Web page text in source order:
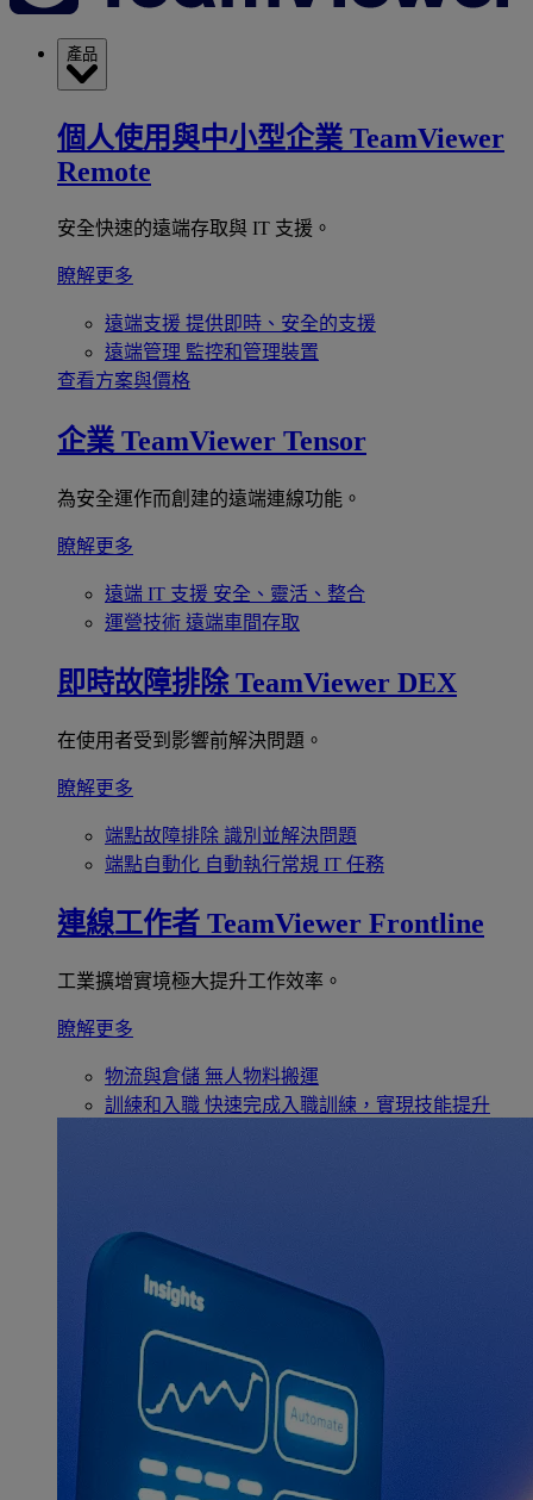
產品
個人使用與中小型企業 TeamViewer
Remote
安全快速的遠端存取與 IT 支援。
瞭解更多
遠端支援 提供即時、安全的支援
遠端管理 監控和管理裝置
查看方案與價格
企業 TeamViewer Tensor
為安全運作而創建的遠端連線功能。
瞭解更多
遠端 IT 支援 安全、靈活、整合
運營技術 遠端車間存取
即時故障排除 TeamViewer DEX
在使用者受到影響前解決問題。
瞭解更多
端點故障排除 識別並解決問題
端點自動化 自動執行常規 IT 任務
連線工作者 TeamViewer Frontline
工業擴增實境極大提升工作效率。
瞭解更多
物流與倉儲 無人物料搬運
訓練和入職 快速完成入職訓練，實現技能提升